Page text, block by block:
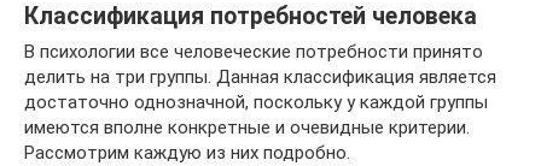
Классификация потребностей человека
В психологии все человеческие потребности принято
делить на три группы. Данная классификация является
достаточно однозначной, поскольку у каждой группы
имеются вполне конкретные и очевидные критерии.
Рассмотрим каждую из них подробно.